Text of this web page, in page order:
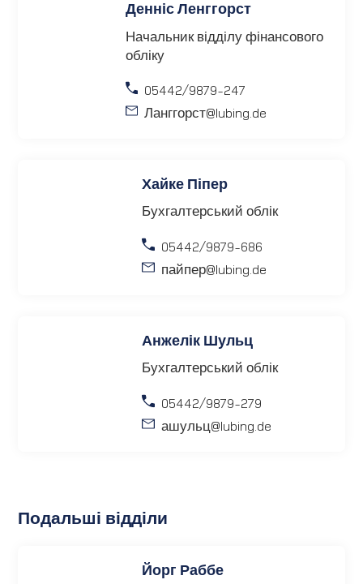
Денніс Ленггорст
Начальник відділу фінансового
обліку
05442/9879-247
Ланггорст@lubing.de
Хайке Піпер
Бухгалтерський облік
05442/9879-686
пайпер@lubing.de
Анжелік Шульц
Бухгалтерський облік
05442/9879-279
ашульц@lubing.de
Подальші відділи
Йорг Раббе